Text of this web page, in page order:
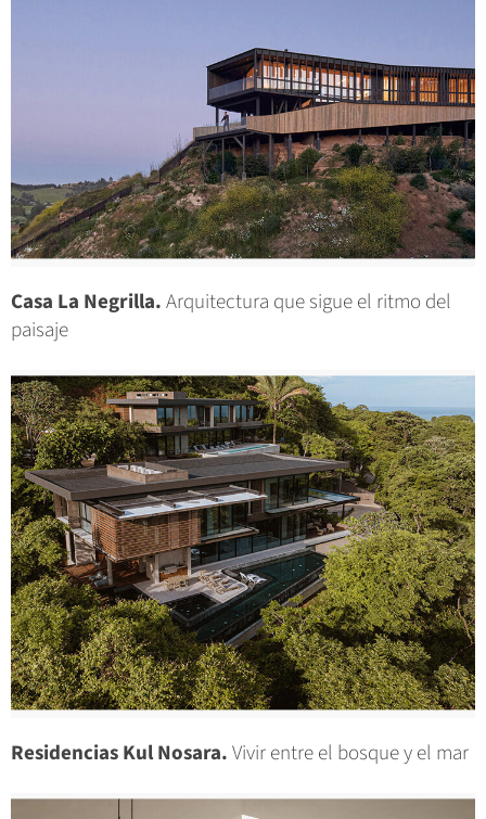
Casa La Negrilla. Arquitectura que sigue el ritmo del
paisaje
Residencias Kul Nosara. Vivir entre el bosque y el mar